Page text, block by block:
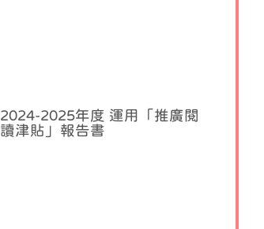
2024-2025年度 運用「推廣閱
讀津貼」報告書